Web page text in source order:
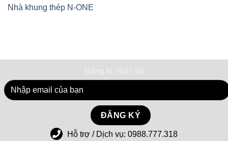
Nhà khung thép N-ONE
Hỗ trợ / Dịch vụ: 0988.777.318